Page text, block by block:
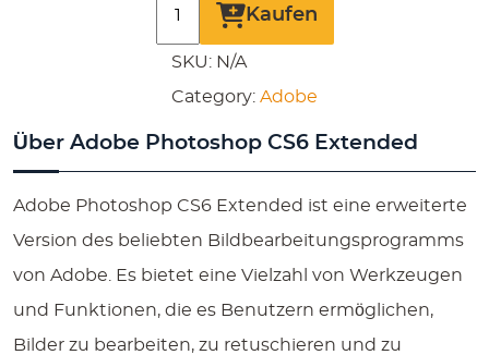
Über Adobe Photoshop CS6 Extended
Adobe Photoshop CS6 Extended ist eine erweiterte
Version des beliebten Bildbearbeitungsprogramms
von Adobe. Es bietet eine Vielzahl von Werkzeugen
und Funktionen, die es Benutzern ermöglichen,
Bilder zu bearbeiten, zu retuschieren und zu
CS6
Extended
quantity
Kaufen
SKU: N/A
Category: Adobe